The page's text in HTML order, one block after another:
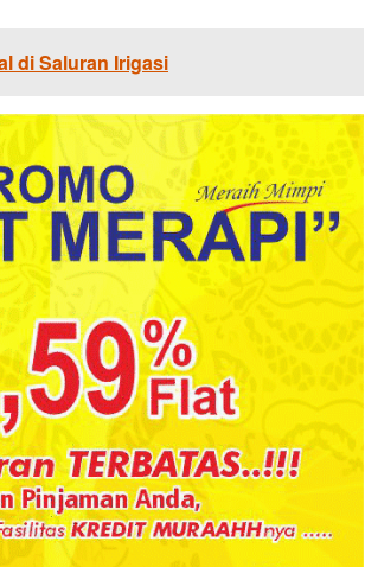
di Saluran Irigasi